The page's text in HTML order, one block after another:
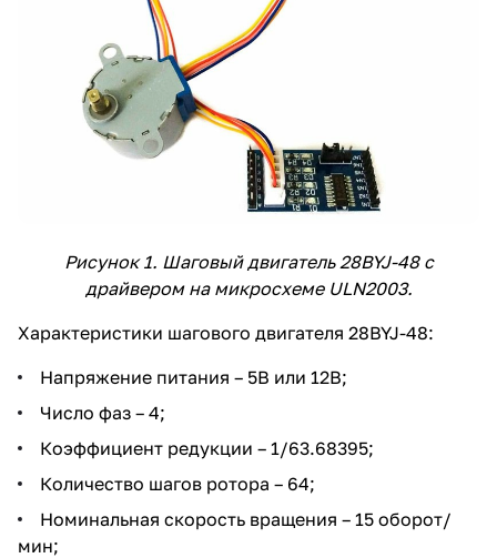
Рисунок 1. Шаговый двигатель 28BYJ-48 с
драйвером на микросхеме ULN2003.
Характеристики шагового двигателя 28BYJ-48:
Напряжение питания – 5В или 12В;
Число фаз – 4;
Коэффициент редукции – 1/63.68395;
Количество шагов ротора – 64;
Номинальная скорость вращения – 15 оборот/
мин;